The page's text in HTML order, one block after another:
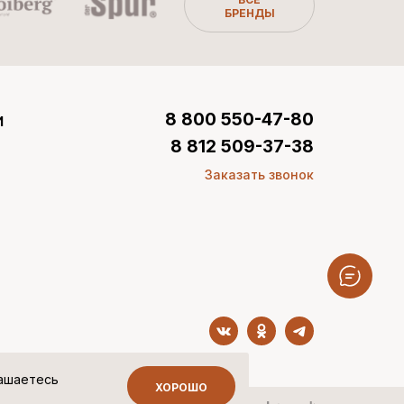
БРЕНДЫ
8 800 550-47-80
8 812 509-37-38
Заказать звонок
ХОРОШО